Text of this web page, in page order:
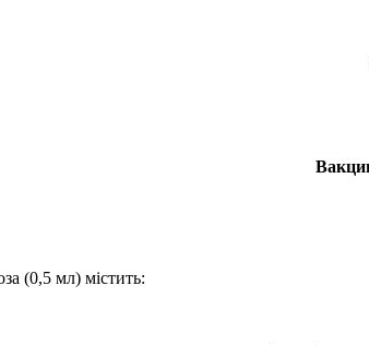
(0,5 мл) містить: